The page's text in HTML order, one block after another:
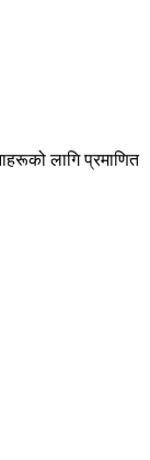
लागि प्रमाणित